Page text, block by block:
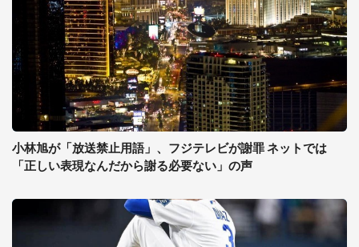
小林旭が「放送禁止用語」、フジテレビが謝罪 ネットでは
「正しい表現なんだから謝る必要ない」の声